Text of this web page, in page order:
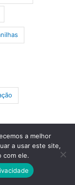
empresarial
a melhor
a usar este site,
com ele.